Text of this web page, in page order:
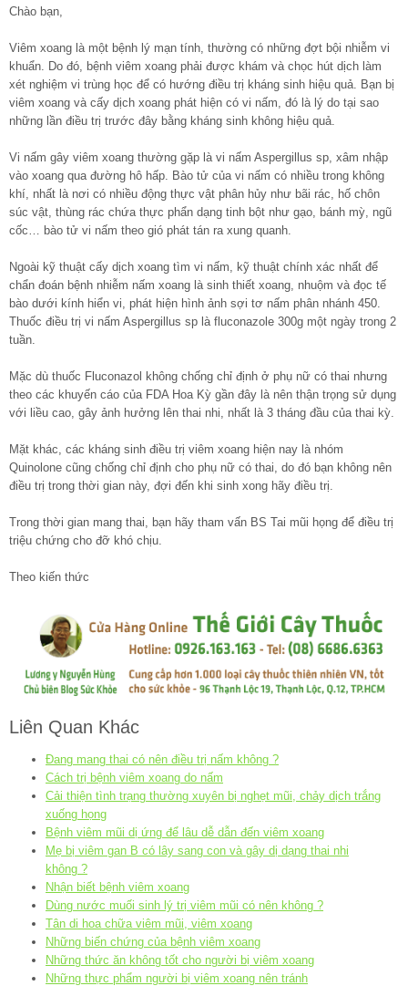
Chào bạn,
Viêm xoang là một bệnh lý mạn tính, thường có những đợt bội nhiễm vi
khuẩn. Do đó, bệnh viêm xoang phải được khám và chọc hút dịch làm
xét nghiệm vi trùng học để có hướng điều trị kháng sinh hiệu quả. Bạn bị
viêm xoang và cấy dịch xoang phát hiện có vi nấm, đó là lý do tại sao
những lần điều trị trước đây bằng kháng sinh không hiệu quả.
Vi nấm gây viêm xoang thường gặp là vi nấm Aspergillus sp, xâm nhập
vào xoang qua đường hô hấp. Bào tử của vi nấm có nhiều trong không
khí, nhất là nơi có nhiều động thực vật phân hủy như bãi rác, hố chôn
súc vật, thùng rác chứa thực phẩn dạng tinh bột như gạo, bánh mỳ, ngũ
cốc… bào tử vi nấm theo gió phát tán ra xung quanh.
Ngoài kỹ thuật cấy dịch xoang tìm vi nấm, kỹ thuật chính xác nhất để
chẩn đoán bệnh nhiễm nấm xoang là sinh thiết xoang, nhuộm và đọc tế
bào dưới kính hiển vi, phát hiện hình ảnh sợi tơ nấm phân nhánh 450.
Thuốc điều trị vi nấm Aspergillus sp là fluconazole 300g một ngày trong 2
tuần.
Mặc dù thuốc Fluconazol không chống chỉ định ở phụ nữ có thai nhưng
theo các khuyến cáo của FDA Hoa Kỳ gần đây là nên thận trọng sử dụng
với liều cao, gây ảnh hưởng lên thai nhi, nhất là 3 tháng đầu của thai kỳ.
Mặt khác, các kháng sinh điều trị viêm xoang hiện nay là nhóm
Quinolone cũng chống chỉ định cho phụ nữ có thai, do đó bạn không nên
điều trị trong thời gian này, đợi đến khi sinh xong hãy điều trị.
Trong thời gian mang thai, bạn hãy tham vấn BS Tai mũi họng để điều trị
triệu chứng cho đỡ khó chịu.
Theo kiến thức
Liên Quan Khác
Đang mang thai có nên điều trị nấm không ?
Cách trị bệnh viêm xoang do nấm
Cải thiện tình trạng thường xuyên bị nghẹt mũi, chảy dịch trắng
xuống họng
Bệnh viêm mũi dị ứng để lâu dễ dẫn đến viêm xoang
Mẹ bị viêm gan B có lây sang con và gây dị dạng thai nhi
không ?
Nhận biết bệnh viêm xoang
Dùng nước muối sinh lý trị viêm mũi có nên không ?
Tân di hoa chữa viêm mũi, viêm xoang
Những biến chứng của bệnh viêm xoang
Những thức ăn không tốt cho người bị viêm xoang
Những thực phẩm người bị viêm xoang nên tránh